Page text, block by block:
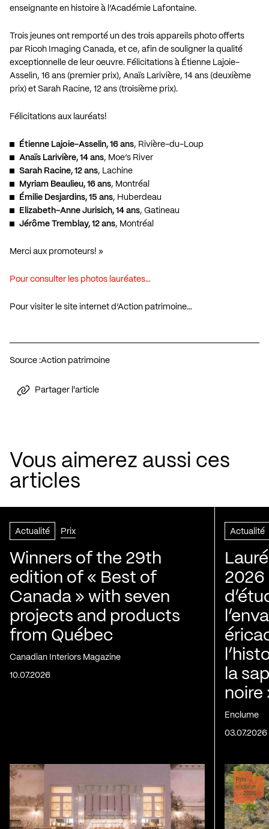
enseignante en histoire à l’Académie Lafontaine.
Trois jeunes ont remporté un des trois appareils photo offerts
par Ricoh Imaging Canada, et ce, afin de souligner la qualité
exceptionnelle de leur oeuvre. Félicitations à Étienne Lajoie-
Asselin, 16 ans (premier prix), Anaïs Larivière, 14 ans (deuxième
prix) et Sarah Racine, 12 ans (troisième prix).
Félicitations aux lauréats!
Étienne Lajoie-Asselin, 16 ans, Rivière-du-Loup
Anaïs Larivière, 14 ans, Moe’s River
Sarah Racine, 12 ans, Lachine
Myriam Beaulieu, 16 ans, Montréal
Émilie Desjardins, 15 ans, Huberdeau
Elizabeth-Anne Jurisich, 14 ans, Gatineau
Jérôme Tremblay, 12 ans, Montréal
Merci aux promoteurs! »
Pour consulter les photos lauréates…
Pour visiter le site internet d’Action patrimoine…
Source :Action patrimoine
Partager l'article
Vous aimerez aussi ces
articles
Actualité Prix
Winners of the 29th
edition of « Best of
Canada » with seven
projects and products
from Québec
Canadian Interiors Magazine
10.07.2026
Actualité
2026
la
noire
Enclume
03.07.2026